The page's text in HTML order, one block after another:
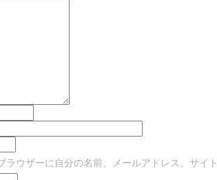
ウザーに自分の名前、メールアドレス、サイト